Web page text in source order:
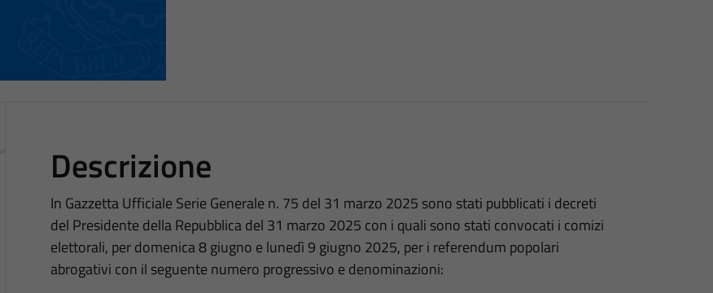
Descrizione
In Gazzetta Ufficiale Serie Generale n. 75 del 31 marzo 2025 sono stati pubblicati i decreti
del Presidente della Repubblica del 31 marzo 2025 con i quali sono stati convocati i comizi
elettorali, per domenica 8 giugno e lunedì 9 giugno 2025, per i referendum popolari
abrogativi con il seguente numero progressivo e denominazioni: